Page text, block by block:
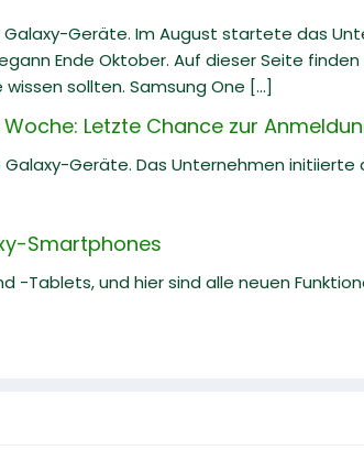
Galaxy-Geräte. Im August startete das
Ende Oktober. Auf dieser Seite finden
sollten. Samsung One [...]
Letzte Chance zur
Geräte. Das Unternehmen
Smartphones
-Tablets, und hier sind alle neuen